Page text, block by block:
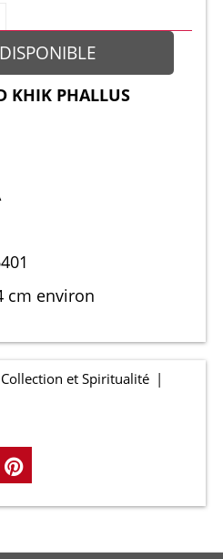
KHIK PHALLUS
cm environ
et Spiritualité